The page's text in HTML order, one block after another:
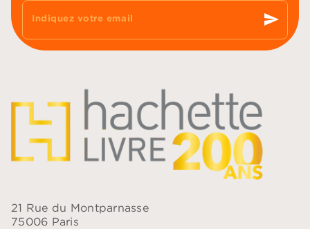
Indiquez votre email send
21 Rue du Montparnasse
75006 Paris